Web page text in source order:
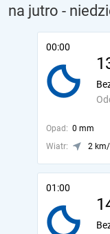
na jutro -
00:00
Opad: 0 mm
Wiatr:
2
01:00